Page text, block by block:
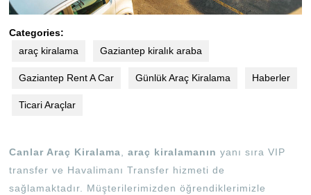
Categories:
araç kiralama
Gaziantep kiralık araba
Gaziantep Rent A Car Günlük Araç Kiralama Haberler
Ticari Araçlar
Canlar Araç Kiralama,araç kiralamanın yanı sıra VIP
transfer ve Havalimanı Transfer hizmeti de
sağlamaktadır. Müşterilerimizden öğrendiklerimizle